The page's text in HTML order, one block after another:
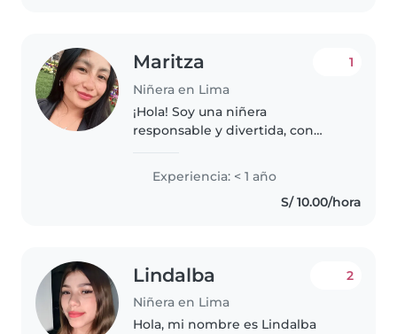
Maritza
Niñera en Lima
1
¡Hola! Soy una niñera
responsable y divertida, con
Me encanta leerles, hacer
manualidades y música. Los
Experiencia: < 1 año
S/ 10.00/hora
Lindalba
Niñera en Lima
2
Hola, mi nombre es Lindalba